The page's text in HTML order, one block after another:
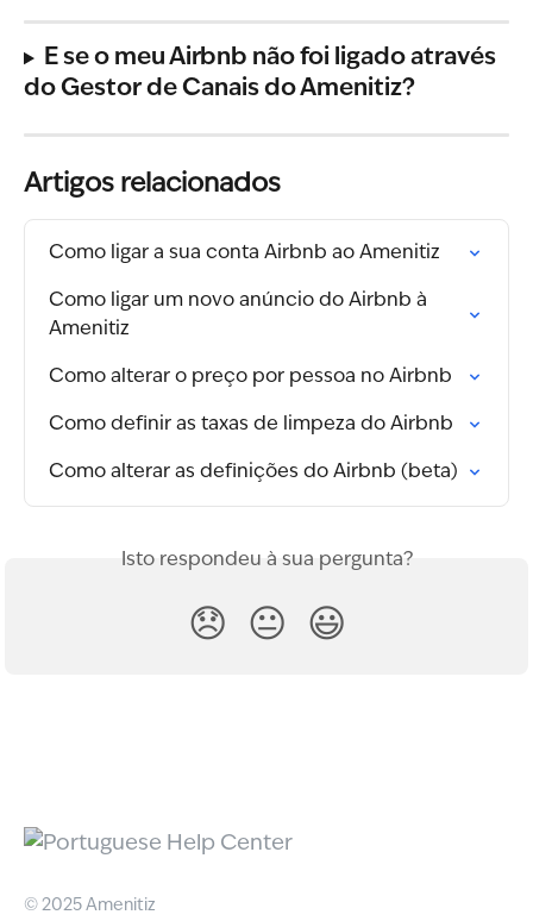
E se o meu Airbnb não foi ligado através
do Gestor de Canais do Amenitiz?
Artigos relacionados
Como ligar a sua conta Airbnb ao Amenitiz
Como ligar um novo anúncio do Airbnb à
Amenitiz
Como alterar o preço por pessoa no Airbnb
Como definir as taxas de limpeza do Airbnb
Como alterar as definições do Airbnb (beta)
Isto respondeu à sua pergunta?
😞 😐 😃
© 2025 Amenitiz